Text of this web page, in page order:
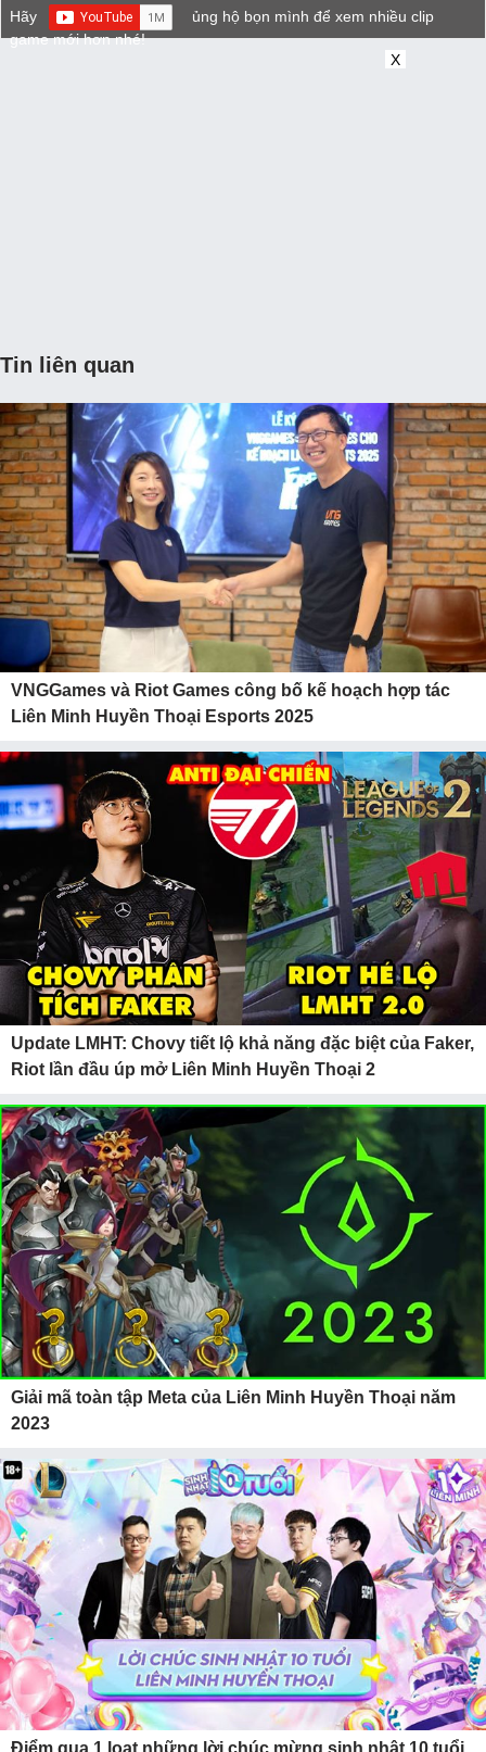
Hãy
ủng hộ bọn mình để xem nhiều clip
game mới hơn nhé!
X
Tin liên quan
VNGGames và Riot Games công bố kế hoạch hợp tác
Liên Minh Huyền Thoại Esports 2025
Update LMHT: Chovy tiết lộ khả năng đặc biệt của Faker,
Riot lần đầu úp mở Liên Minh Huyền Thoại 2
Giải mã toàn tập Meta của Liên Minh Huyền Thoại năm
2023